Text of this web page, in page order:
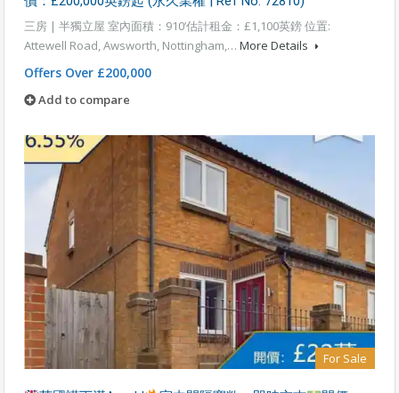
三房 | 半獨立屋 室內面積：910’估計租金：£1,100英鎊 位置:
Attewell Road, Awsworth, Nottingham,… More Details
Offers Over £200,000
Add to compare
For Sale